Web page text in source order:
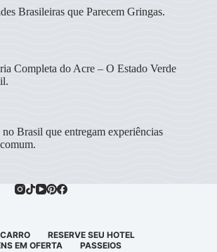
Brasileiras que Parecem Gringas.
Completa do Acre – O Estado Verde
no Brasil que entregam experiências
RESERVE SEU HOTEL
EM OFERTA
PASSEIOS